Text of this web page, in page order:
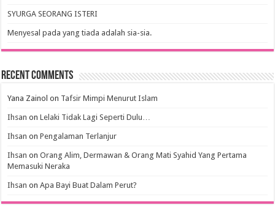
SYURGA SEORANG ISTERI
Menyesal pada yang tiada adalah sia-sia.
Recent Comments
Yana Zainol on Tafsir Mimpi Menurut Islam
Ihsan onLelaki Tidak Lagi Seperti Dulu…
Ihsan onPengalaman Terlanjur
Ihsan onOrang Alim, Dermawan & Orang Mati Syahid Yang Pertama
Memasuki Neraka
Ihsan onApa Bayi Buat Dalam Perut?